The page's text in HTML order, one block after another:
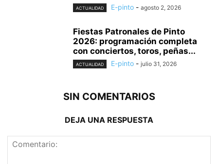
ACTUALIDAD E-pinto - agosto 2, 2026
Fiestas Patronales de Pinto
2026: programación completa
con conciertos, toros, peñas...
ACTUALIDAD E-pinto - julio 31, 2026
SIN COMENTARIOS
DEJA UNA RESPUESTA